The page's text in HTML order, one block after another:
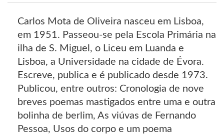
Carlos Mota de Oliveira nasceu em Lisboa,
em 1951. Passeou-se pela Escola Primária na
ilha de S. Miguel, o Liceu em Luanda e
Lisboa, a Universidade na cidade de Évora.
Escreve, publica e é publicado desde 1973.
Publicou, entre outros: Cronologia de nove
breves poemas mastigados entre uma e outra
bolinha de berlim, As viúvas de Fernando
Pessoa, Usos do corpo e um poema